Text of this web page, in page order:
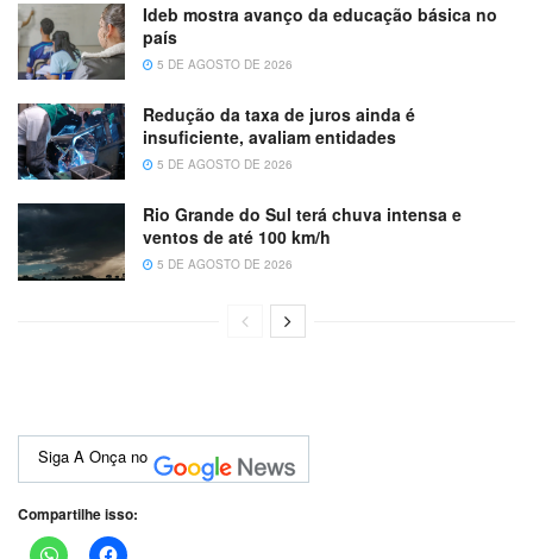
Ideb mostra avanço da educação básica no
país
5 DE AGOSTO DE 2026
Redução da taxa de juros ainda é
insuficiente, avaliam entidades
5 DE AGOSTO DE 2026
Rio Grande do Sul terá chuva intensa e
ventos de até 100 km/h
5 DE AGOSTO DE 2026
Siga A Onça no
Compartilhe isso: